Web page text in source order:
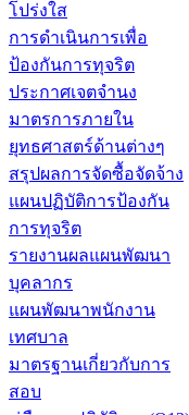
โปร่งใส
การดำเนินการเพื่อ
ป้องกันการทุจริต
ประกาศเจตจำนง
มาตรการภายใน
ยุทธศาสตร์ด้านต่างๆ
สรุปผลการจัดซื้อจัดจ้าง
แผนปฏิบัติการป้องกัน
การทุจริต
รายงานผลแผนพัฒนา
บุคลากร
แผนพัฒนาพนักงาน
เทศบาล
มาตรฐานเกี่ยวกับการ
สอบ